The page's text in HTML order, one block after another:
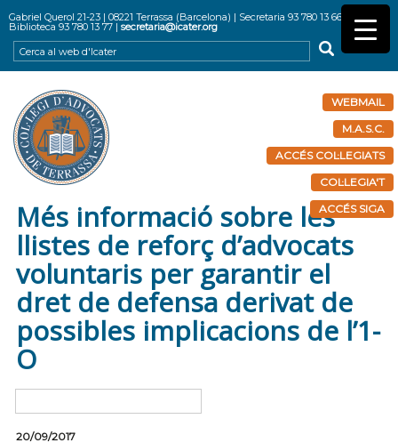
Gabriel Querol 21-23 | 08221 Terrassa (Barcelona) | Secretaria 93 780 13 66 |
Biblioteca 93 780 13 77 |secretaria@icater.org
WEBMAIL
M.A.S.C.
ACCÉS COL·LEGIATS
COL·LEGIA'T
ACCÉS SIGA
Més informació sobre les
llistes de reforç d’advocats
voluntaris per garantir el
dret de defensa derivat de
possibles implicacions de l’1-
O
20/09/2017